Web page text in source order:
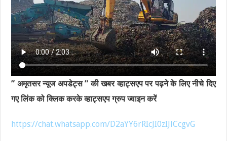
” अमृतसर न्यूज अपडेट्स ” की खबर व्हाट्सएप पर पढ़ने के लिए नीचे दिए
गए लिंक को क्लिक करके व्हाट्सएप ग्रुप ज्वाइन करें
https://chat.whatsapp.com/D2aYY6rRIcJI0zIJlCcgvG